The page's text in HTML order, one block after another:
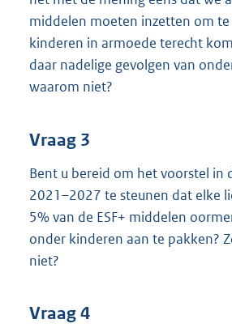
middelen moeten inzetten om
kinderen in armoede terecht
daar nadelige gevolgen van
waarom niet?
Vraag 3
Bent u bereid om het voorstel in
2021–2027 te steunen dat elke
5% van de ESF+ middelen
onder kinderen aan te pakken?
niet?
Vraag 4